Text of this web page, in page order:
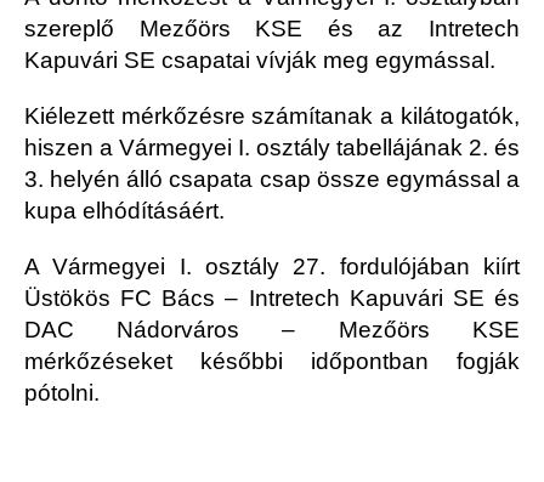
szereplő Mezőörs KSE és az Intretech
Kapuvári SE csapatai vívják meg egymással.
Kiélezett mérkőzésre számítanak a kilátogatók,
hiszen a Vármegyei I. osztály tabellájának 2. és
3. helyén álló csapata csap össze egymással a
kupa elhódításáért.
A Vármegyei I. osztály 27. fordulójában kiírt
Üstökös FC Bács – Intretech Kapuvári SE és
DAC Nádorváros – Mezőörs KSE
mérkőzéseket későbbi időpontban fogják
pótolni.